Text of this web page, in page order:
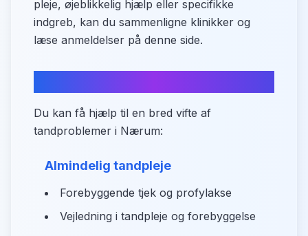
pleje, øjeblikkelig hjælp eller specifikke
indgreb, kan du sammenligne klinikker og
læse anmeldelser på denne side.
Du kan få hjælp til en bred vifte af
tandproblemer i Nærum:
Almindelig tandpleje
Forebyggende tjek og profylakse
Vejledning i tandpleje og forebyggelse